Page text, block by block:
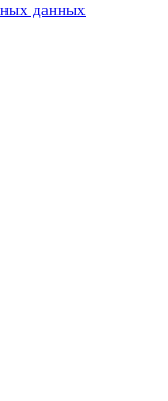
данных